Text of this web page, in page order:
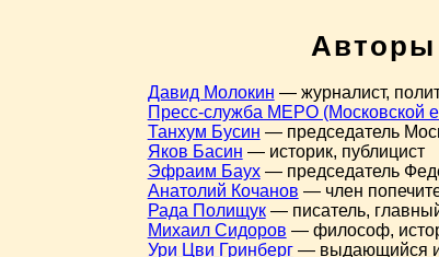
Авторы
Давид Молокин — журналист,
Пресс-служба МЕРО (Московской
Танхум Бусин — председатель
Яков Басин — историк, публицист
Эфраим Баух— председатель
Анатолий Кочанов — член
Рада Полищук— писатель,
Михаил Сидоров — философ,
Ури Цви Гринберг— выдающийся